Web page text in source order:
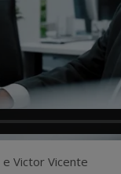
Victor Vicente